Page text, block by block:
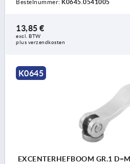
Bestelnummer: K0645.0541005
13,85 €
excl. BTW
plus verzendkosten
K0645
EXCENTERHEFBOOM GR.1